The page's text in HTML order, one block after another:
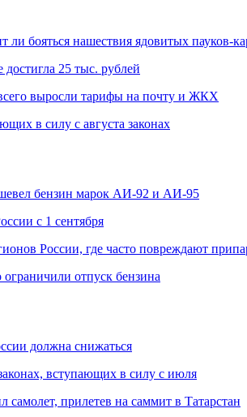
бояться нашествия ядовитых пауков-
достигла 25 тыс. рублей
выросли тарифы на почту и ЖКХ
в силу с августа законах
бензин марок АИ-92 и АИ-95
с 1 сентября
России, где часто повреждают
отпуск бензина
должна снижаться
вступающих в силу с июля
самолет, прилетев на саммит в Татарстан